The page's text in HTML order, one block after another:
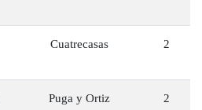
Cuatrecasas 2
Puga y Ortiz 2